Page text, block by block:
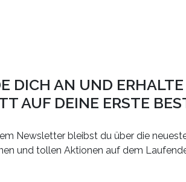
DICH AN UND ERHALTE
AUF DEINE ERSTE
Newsletter bleibst du über die
und tollen Aktionen auf dem